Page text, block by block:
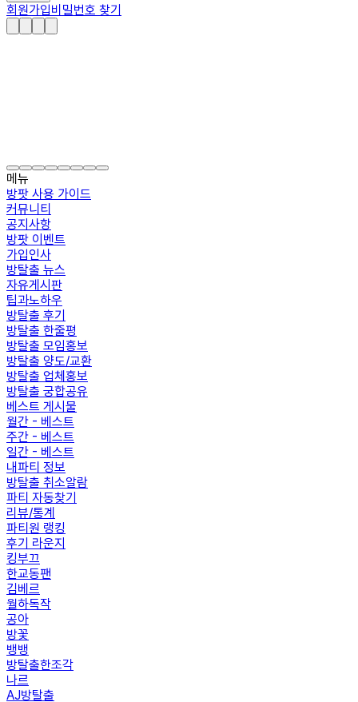
회원가입비밀번호 찾기
메뉴
방팟 사용 가이드
커뮤니티
공지사항
방팟 이벤트
가입인사
방탈출 뉴스
자유게시판
팁과노하우
방탈출 후기
방탈출 한줄평
방탈출 모임홍보
방탈출 양도/교환
방탈출 업체홍보
방탈출 궁합공유
베스트 게시물
월간 - 베스트
주간 - 베스트
일간 - 베스트
내파티 정보
방탈출 취소알람
파티 자동찾기
리뷰/통계
파티원 랭킹
후기 라운지
킹부끄
한교동팬
김베르
월하독작
공아
방꽃
뱅뱅
방탈출한조각
나르
AJ방탈출